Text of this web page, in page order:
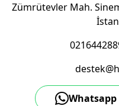
Zümrütevler Mah.
Whatsapp